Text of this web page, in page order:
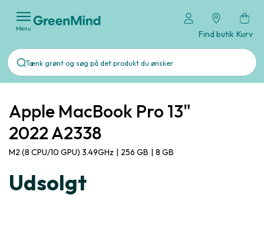
Menu
Find butik Kurv
Apple MacBook Pro 13"
2022 A2338
M2 (8 CPU/10 GPU) 3.49GHz | 256 GB | 8 GB
Udsolgt